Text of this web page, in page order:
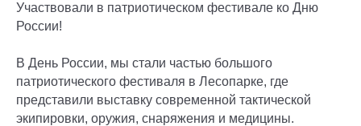
Участвовали в патриотическом фестивале ко Дню
России!
В День России, мы стали частью большого
патриотического фестиваля в Лесопарке, где
представили выставку современной тактической
экипировки, оружия, снаряжения и медицины.